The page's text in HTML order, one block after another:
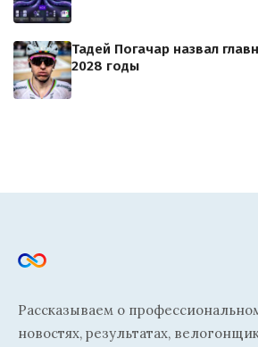
Тадей Погачар назвал
2028 годы
Рассказываем о
новостях, результатах,